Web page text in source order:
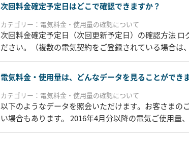
次回料金確定予定日はどこで確認できますか？
カテゴリー：電気料金・使用量の確認について
次回料金確定予定日（次回更新予定日）の確認方法
ださい。（複数の電気契約をご登録されている場合は
電気料金・使用量は、どんなデータを見ることができ
カテゴリー：電気料金・使用量の確認について
以下のようなデータを照会いただけます。お客さまの
い場合もあります。 2016年4月分以降の電気ご使用量